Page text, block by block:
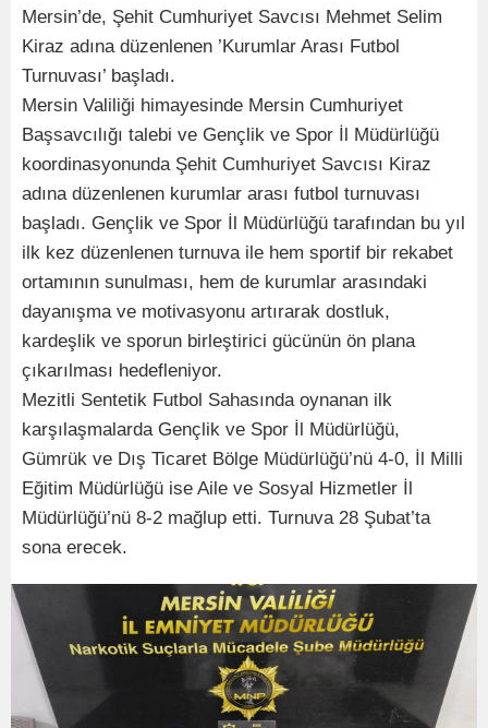
Mersin’de, Şehit Cumhuriyet Savcısı Mehmet Selim
Kiraz adına düzenlenen ’Kurumlar Arası Futbol
Turnuvası’ başladı.
Mersin Valiliği himayesinde Mersin Cumhuriyet
Başsavcılığı talebi ve Gençlik ve Spor İl Müdürlüğü
koordinasyonunda Şehit Cumhuriyet Savcısı Kiraz
adına düzenlenen kurumlar arası futbol turnuvası
başladı. Gençlik ve Spor İl Müdürlüğü tarafından bu yıl
ilk kez düzenlenen turnuva ile hem sportif bir rekabet
ortamının sunulması, hem de kurumlar arasındaki
dayanışma ve motivasyonu artırarak dostluk,
kardeşlik ve sporun birleştirici gücünün ön plana
çıkarılması hedefleniyor.
Mezitli Sentetik Futbol Sahasında oynanan ilk
karşılaşmalarda Gençlik ve Spor İl Müdürlüğü,
Gümrük ve Dış Ticaret Bölge Müdürlüğü’nü 4-0, İl Milli
Eğitim Müdürlüğü ise Aile ve Sosyal Hizmetler İl
Müdürlüğü’nü 8-2 mağlup etti. Turnuva 28 Şubat’ta
sona erecek.